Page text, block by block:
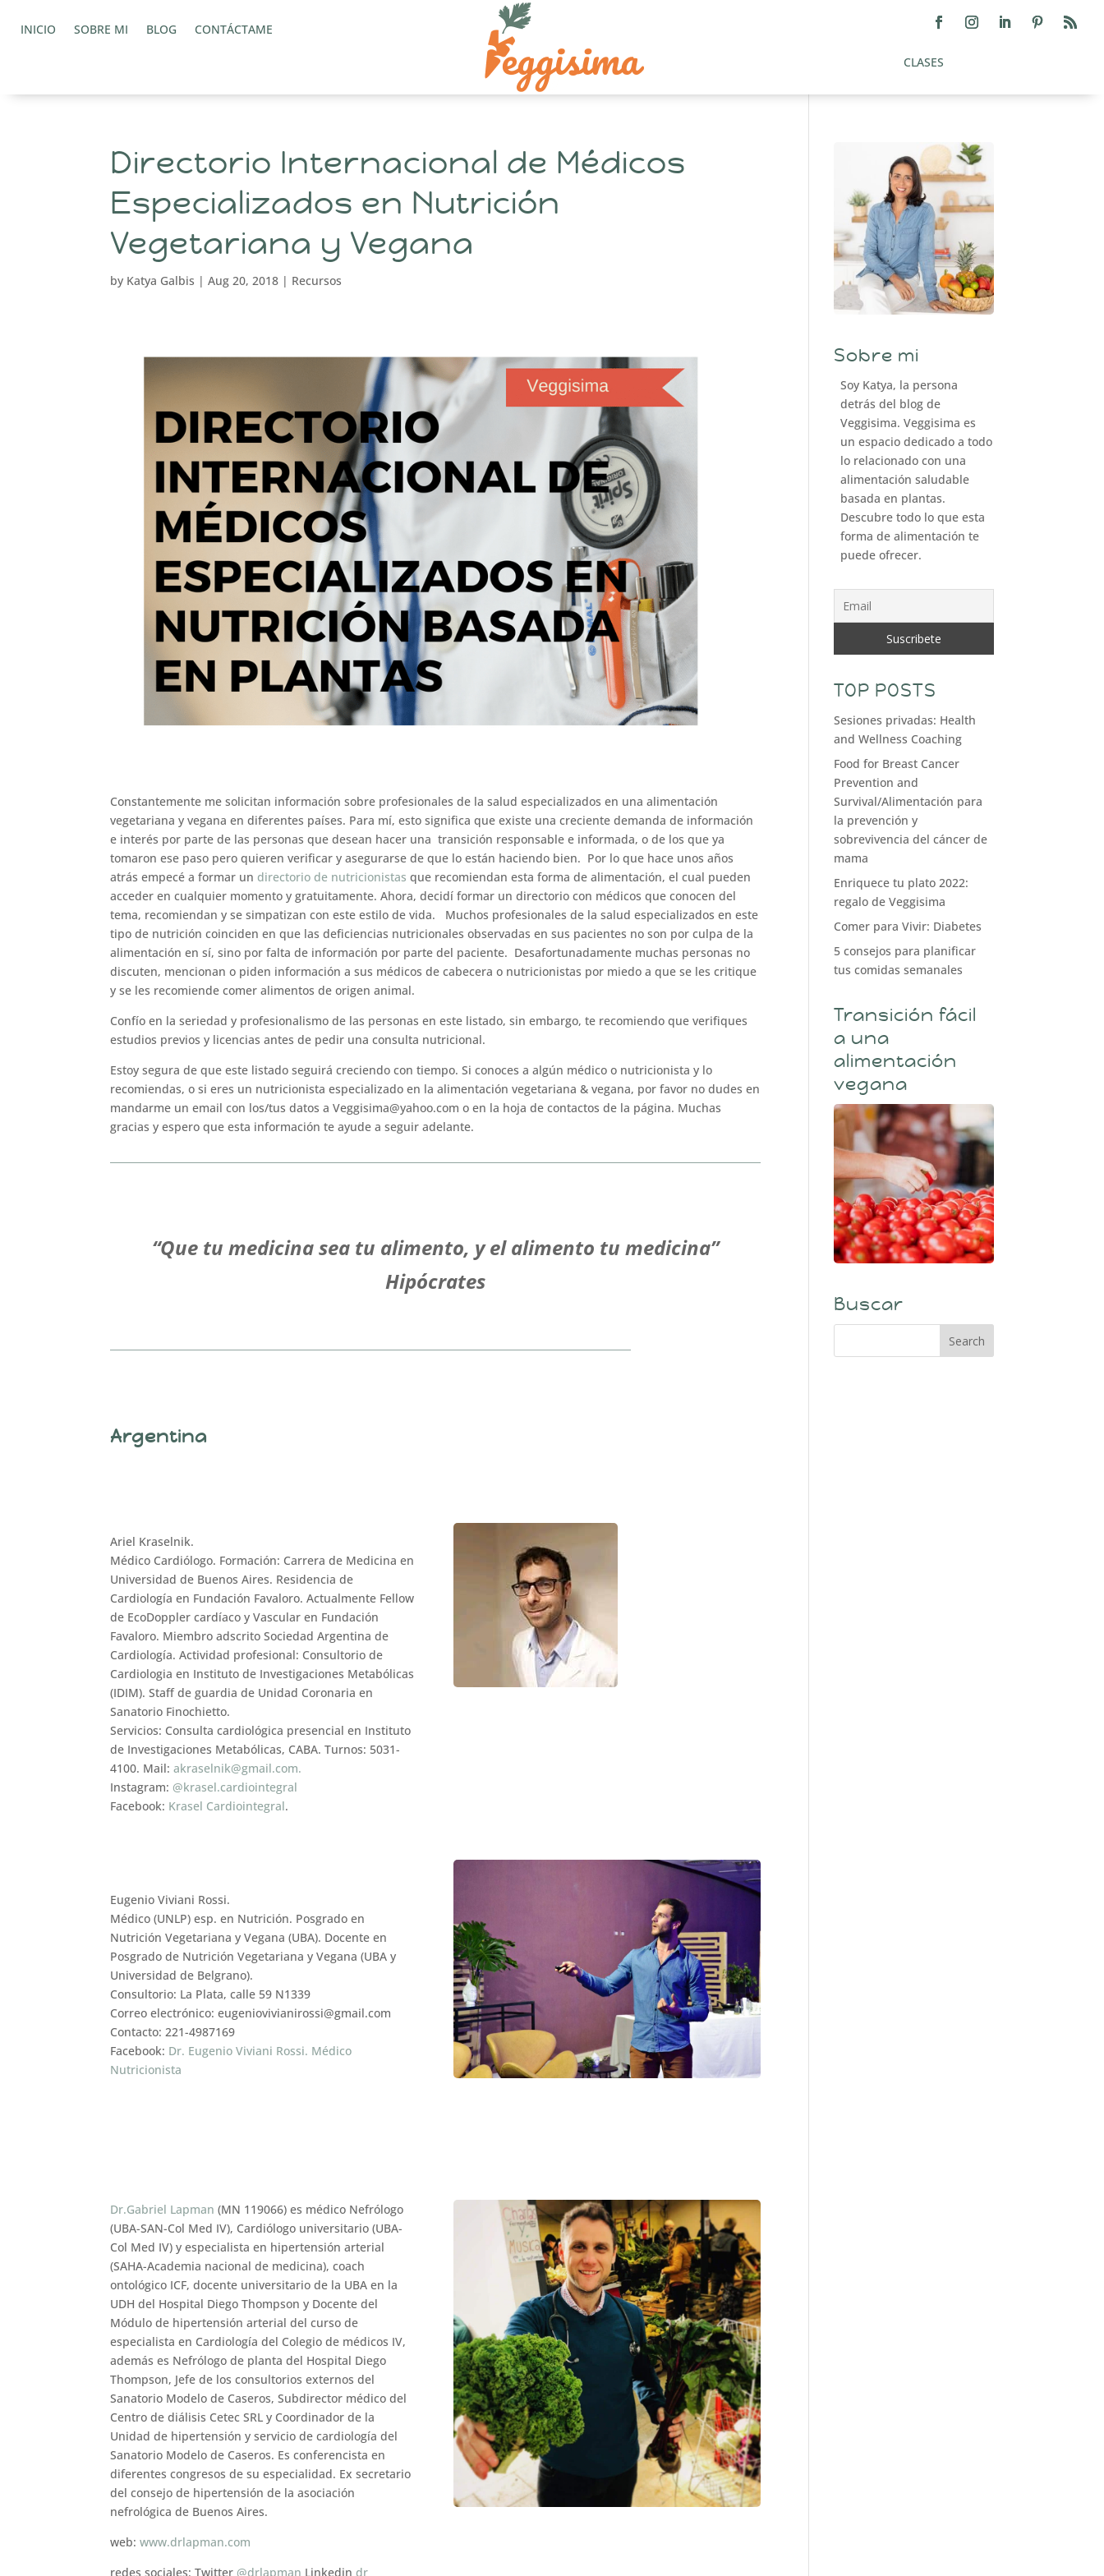
INICIO SOBRE MI BLOG CONTÁCTAME
CLASES
Directorio Internacional de Médicos
Especializados en Nutrición
Vegetariana y Vegana
by Katya Galbis |Aug 20, 2018 | Recursos
Constantemente me solicitan información sobre profesionales de la salud especializados en una alimentación
vegetariana y vegana en diferentes países. Para mí, esto significa que existe una creciente demanda de información
e interés por parte de las personas que desean hacer una transición responsable e informada, o de los que ya
tomaron ese paso pero quieren verificar y asegurarse de que lo están haciendo bien. Por lo que hace unos años
atrás empecé a formar un directorio de nutricionistas que recomiendan esta forma de alimentación, el cual pueden
acceder en cualquier momento y gratuitamente. Ahora, decidí formar un directorio con médicos que conocen del
tema, recomiendan y se simpatizan con este estilo de vida. Muchos profesionales de la salud especializados en este
tipo de nutrición coinciden en que las deficiencias nutricionales observadas en sus pacientes no son por culpa de la
alimentación en sí, sino por falta de información por parte del paciente. Desafortunadamente muchas personas no
discuten, mencionan o piden información a sus médicos de cabecera o nutricionistas por miedo a que se les critique
y se les recomiende comer alimentos de origen animal.
Confío en la seriedad y profesionalismo de las personas en este listado, sin embargo, te recomiendo que verifiques
estudios previos y licencias antes de pedir una consulta nutricional.
Estoy segura de que este listado seguirá creciendo con tiempo. Si conoces a algún médico o nutricionista y lo
recomiendas, o si eres un nutricionista especializado en la alimentación vegetariana & vegana, por favor no dudes en
mandarme un email con los/tus datos a Veggisima@yahoo.com o en la hoja de contactos de la página. Muchas
gracias y espero que esta información te ayude a seguir adelante.
“Que tu medicina sea tu alimento, y el alimento tu medicina”
Hipócrates
Argentina
Ariel Kraselnik.
Médico Cardiólogo. Formación: Carrera de Medicina en
Universidad de Buenos Aires. Residencia de
Cardiología en Fundación Favaloro. Actualmente Fellow
de EcoDoppler cardíaco y Vascular en Fundación
Favaloro. Miembro adscrito Sociedad Argentina de
Cardiología. Actividad profesional: Consultorio de
Cardiologia en Instituto de Investigaciones Metabólicas
(IDIM). Staff de guardia de Unidad Coronaria en
Sanatorio Finochietto.
Servicios: Consulta cardiológica presencial en Instituto
de Investigaciones Metabólicas, CABA. Turnos: 5031-
4100. Mail:akraselnik@gmail.com.
Instagram: @krasel.cardiointegral
Facebook: Krasel Cardiointegral.
Eugenio Viviani Rossi.
Médico (UNLP) esp. en Nutrición. Posgrado en
Nutrición Vegetariana y Vegana (UBA). Docente en
Posgrado de Nutrición Vegetariana y Vegana (UBA y
Universidad de Belgrano).
Consultorio: La Plata, calle 59 N1339
Correo electrónico: eugeniovivianirossi@gmail.com
Contacto: 221-4987169
Facebook: Dr. Eugenio Viviani Rossi. Médico
Nutricionista
Dr.Gabriel Lapman (MN 119066) es médico Nefrólogo
(UBA-SAN-Col Med IV), Cardiólogo universitario (UBA-
Col Med IV) y especialista en hipertensión arterial
(SAHA-Academia nacional de medicina), coach
ontológico ICF, docente universitario de la UBA en la
UDH del Hospital Diego Thompson y Docente del
Módulo de hipertensión arterial del curso de
especialista en Cardiología del Colegio de médicos IV,
además es Nefrólogo de planta del Hospital Diego
Thompson, Jefe de los consultorios externos del
Sanatorio Modelo de Caseros, Subdirector médico del
Centro de diálisis Cetec SRL y Coordinador de la
Unidad de hipertensión y servicio de cardiología del
Sanatorio Modelo de Caseros. Es conferencista en
diferentes congresos de su especialidad. Ex secretario
del consejo de hipertensión de la asociación
nefrológica de Buenos Aires.
web:www.drlapman.com
redes sociales: Twitter @drlapman Linkedin dr
Sobre mi
Soy Katya, la persona
detrás del blog de
Veggisima. Veggisima es
un espacio dedicado a todo
lo relacionado con una
alimentación saludable
basada en plantas.
Descubre todo lo que esta
forma de alimentación te
puede ofrecer.
TOP POSTS
Sesiones privadas: Health
and Wellness Coaching
Food for Breast Cancer
Prevention and
Survival/Alimentación para
la prevención y
sobrevivencia del cáncer de
mama
Enriquece tu plato 2022:
regalo de Veggisima
Comer para Vivir: Diabetes
5 consejos para planificar
tus comidas semanales
Transición fácil
a una
alimentación
vegana
Buscar